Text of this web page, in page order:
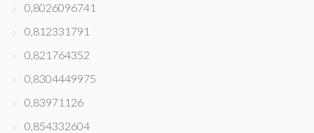
0,8026096741
0,812331791
0,821764352
0,8304449975
0,83971126
0,854332604